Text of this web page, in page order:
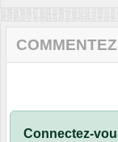
Connectez-